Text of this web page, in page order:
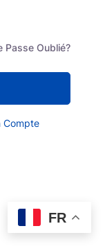
Passe Oublié?
Compte
FR